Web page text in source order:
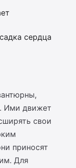
сердца
Ими движет
свои
приносят
Для